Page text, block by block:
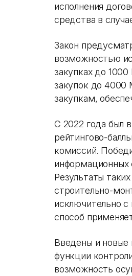
исполнения
средства в
Закон
возможностью
закупках до
закупок до
закупкам,
С 2022 года был
рейтингово-
комиссий.
информационных
Результаты
строительно-
исключительно с
способ
Введены и новые
функции
возможность